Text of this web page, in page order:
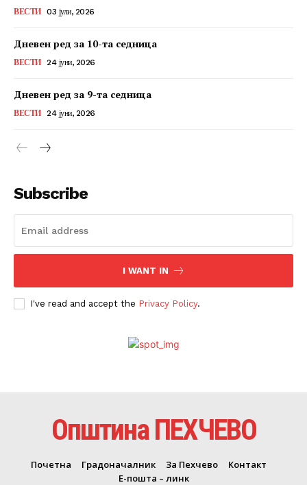
ВЕСТИ 03 јули, 2026
Дневен ред за 10-та седница
ВЕСТИ 24 јуни, 2026
Дневен ред за 9-та седница
ВЕСТИ 24 јуни, 2026
Subscribe
I WANT IN
I've read and accept the Privacy Policy.
Општина ПЕХЧЕВО
Почетна Градоначалник За Пехчево
Контакт
Е-пошта – линк